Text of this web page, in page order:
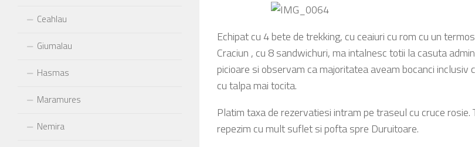
Echipat cu 4 bete de trekking, cu ceaiuri cu rom cu un
Craciun , cu 8 sandwichuri, ma intalnesc totii la casuta
picioare si observam ca majoritatea aveam bocanci inclusiv
cu talpa mai tocita.
Platim taxa de rezervatiesi intram pe traseul cu cruce rosie.
repezim cu mult suflet si pofta spre Duruitoare.
Ceahlau
Giumalau
Hasmas
Maramures
Nemira